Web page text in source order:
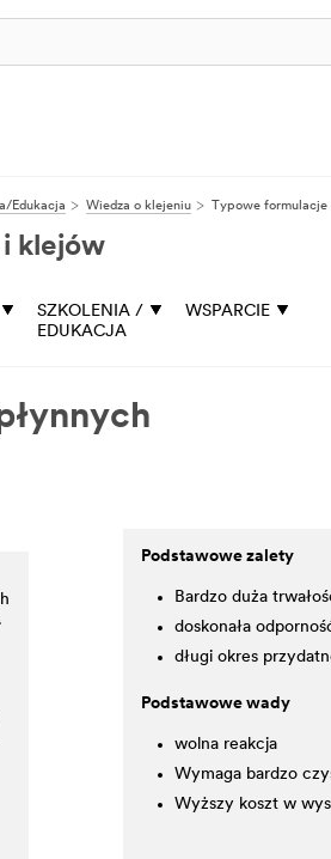
Edukacja Wiedza o klejeniu Typowe
i klejów
SZKOLENIA /
EDUKACJA
WSPARCIE
Podstawowe zalety
Bardzo duża
doskonała
długi okres
Podstawowe wady
wolna reakcja
Wymaga bardzo
Wyższy koszt w